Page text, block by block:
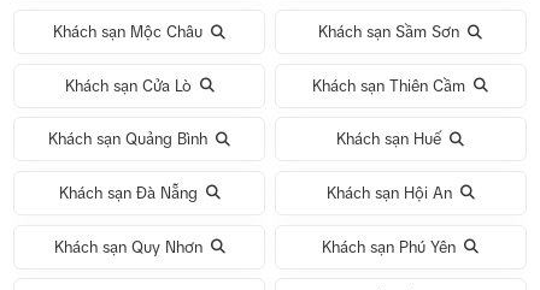
Khách sạn Mộc Châu Khách sạn Sầm Sơn
Khách sạn Cửa Lò Khách sạn Thiên Cầm
Khách sạn Quảng Bình Khách sạn Huế
Khách sạn Đà Nẵng Khách sạn Hội An
Khách sạn Quy Nhơn Khách sạn Phú Yên